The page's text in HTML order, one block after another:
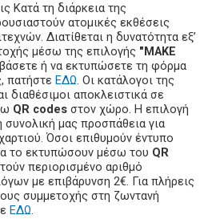
Κατά τη διάρκεια της
ατομικές εκθέσεις
Διατίθεται η δυνατότητα εξ’
μέσω της επιλογής "MAKE
ή να εκτυπώσετε τη φόρμα
πατήστε ΕΔΩ. Οι κατάλογοι της
διαθέσιμοι αποκλειστικά σε
QR codes στον χώρο. Η επιλογή
συνολική μας προσπάθεια για
Όσοι επιθυμούν έντυπο
το εκτυπώσουν μέσω του QR
περιορισμένο αριθμό
με επιβάρυνση 2€. Για πλήρεις
συμμετοχής στη ζωντανή
ΕΔΩ.